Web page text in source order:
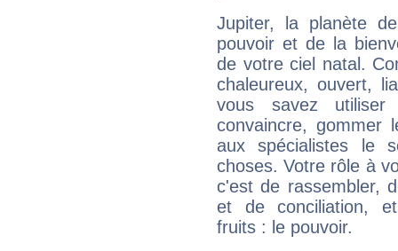
Jupiter, la planète
pouvoir et de la
de votre ciel natal.
chaleureux, ouvert,
vous savez
convaincre, gommer
aux spécialistes le
choses. Votre rôle à
c'est de rassembler,
et de conciliation,
fruits : le pouvoir.